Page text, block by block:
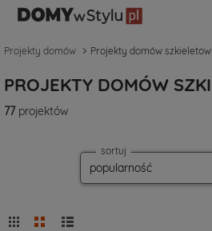
Projekty domów Projekty domów
PROJEKTY DOMÓW
77projektów
sortuj